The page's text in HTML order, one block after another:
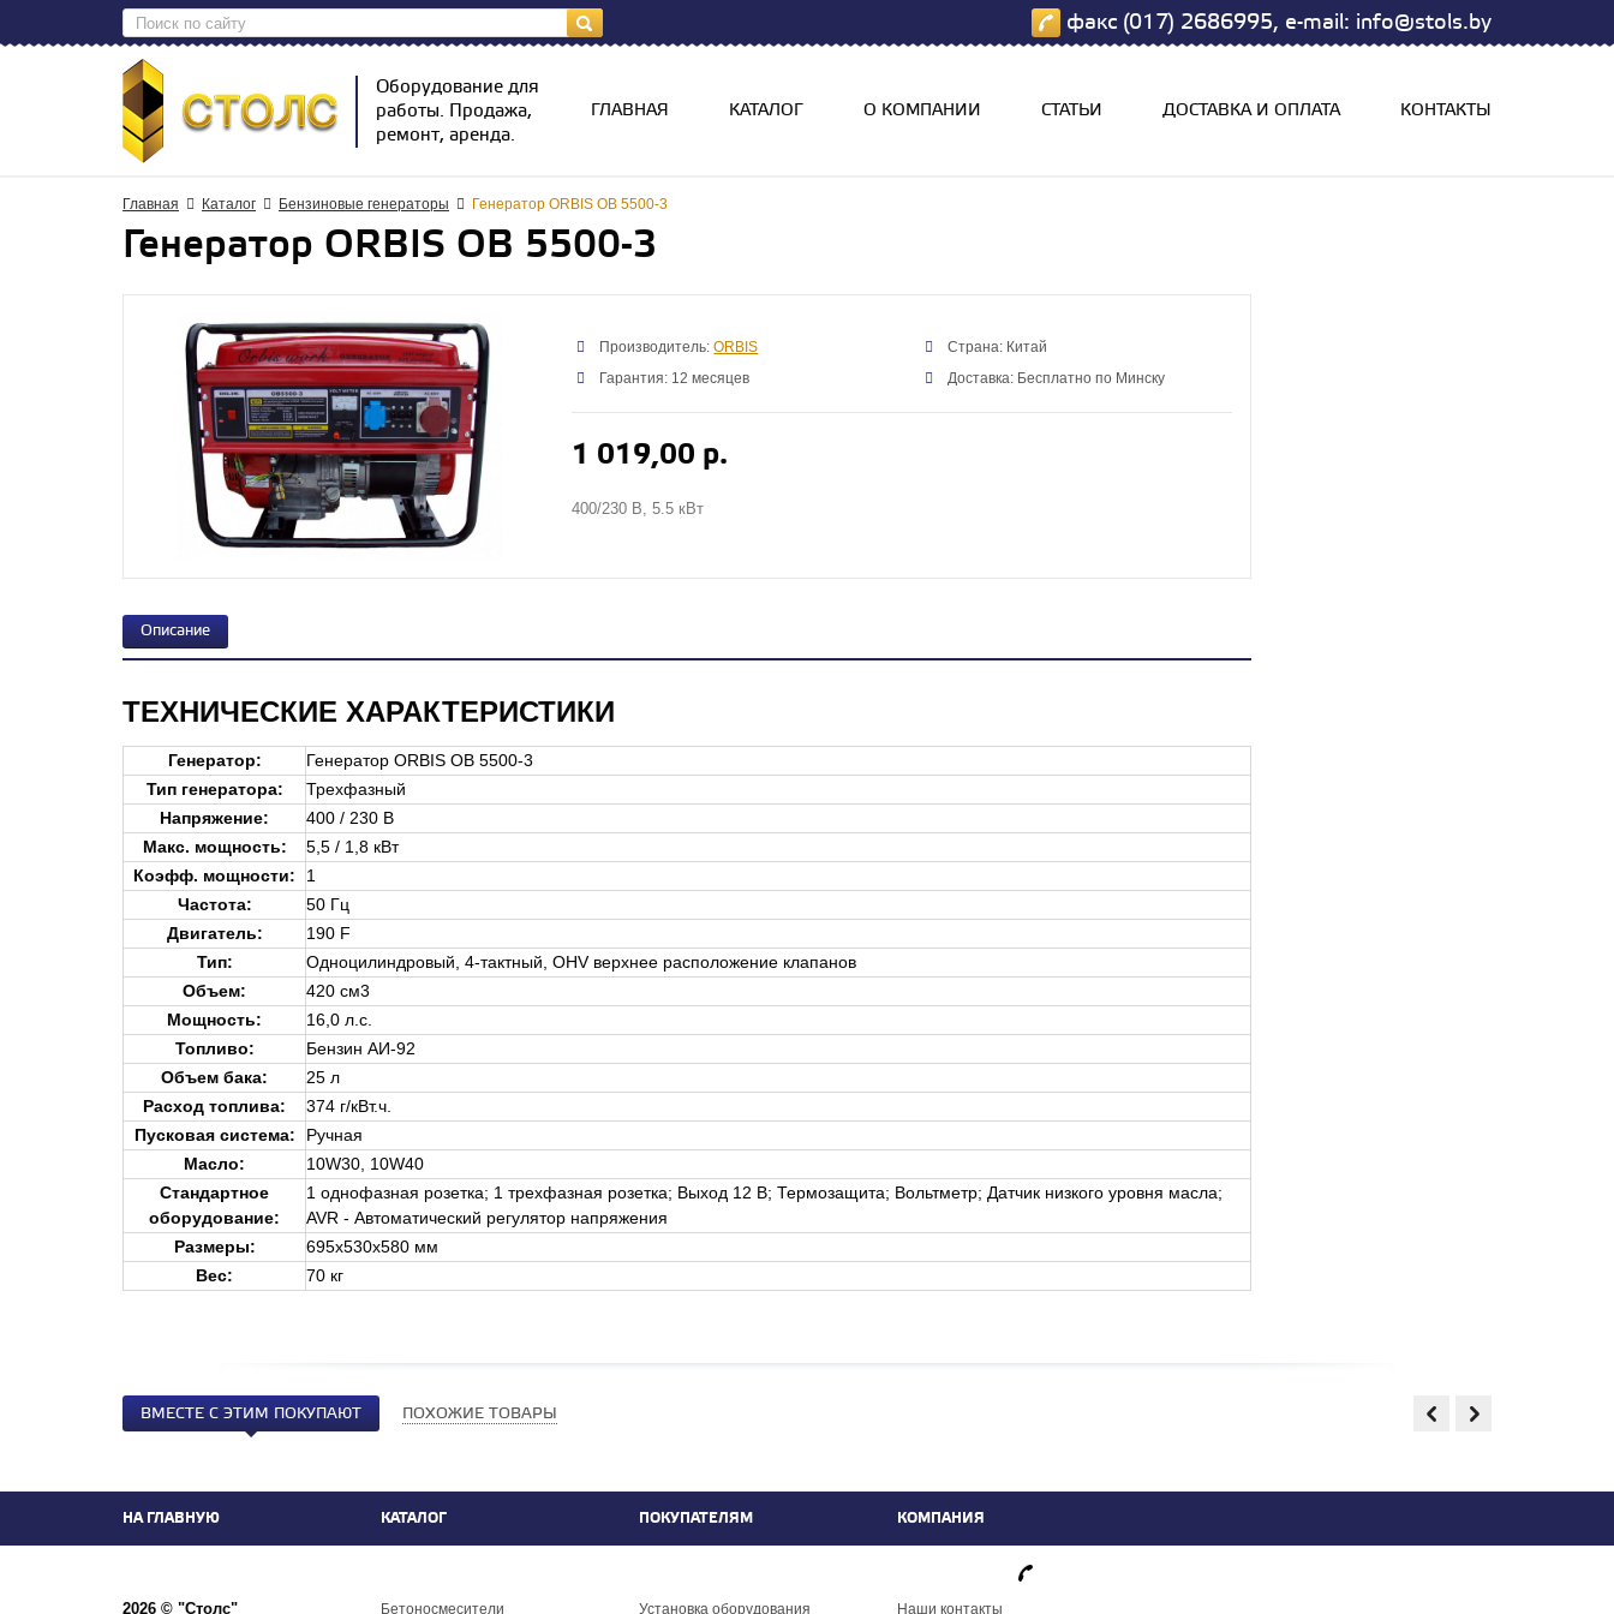
факс (017) 2686995, e-mail: info@stols.by
Оборудование для
работы. Продажа,
ремонт, аренда.
ГЛАВНАЯ КАТАЛОГ О КОМПАНИИ СТАТЬИ ДОСТАВКА И ОПЛАТА КОНТАКТЫ
Главная Каталог Бензиновые генераторы Генератор ORBIS OB 5500-3
Генератор ORBIS OB 5500-3
Производитель:ORBIS
Страна: Китай
Гарантия: 12 месяцев
Доставка: Бесплатно по Минску
1 019,00 р.
400/230 В, 5.5 кВт
Описание
ТЕХНИЧЕСКИЕ ХАРАКТЕРИСТИКИ
Генератор:
Генератор ORBIS OB 5500-3
Тип генератора:
Трехфазный
Напряжение:
400 / 230 В
Макс. мощность:
5,5 / 1,8 кВт
Коэфф. мощности:
1
Частота:
50 Гц
Двигатель:
190 F
Тип:
Одноцилиндровый, 4-тактный, OHV верхнее расположение клапанов
Объем:
420 см3
Мощность:
16,0 л.с.
Топливо:
Бензин АИ-92
Объем бака:
25 л
Расход топлива:
374 г/кВт.ч.
Пусковая система:
Ручная
Масло:
10W30, 10W40
Стандартное
оборудование:
1 однофазная розетка; 1 трехфазная розетка; Выход 12 В; Термозащита; Вольтметр; Датчик низкого уровня масла;
AVR - Автоматический регулятор напряжения
Размеры:
695х530х580 мм
Вес:
70 кг
ВМЕСТЕ С ЭТИМ ПОКУПАЮТ ПОХОЖИЕ ТОВАРЫ
НА ГЛАВНУЮ КАТАЛОГ ПОКУПАТЕЛЯМ КОМПАНИЯ
2026 © "Столс" Бетоносмесители Установка оборудования Наши контакты